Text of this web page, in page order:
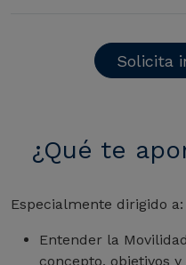
Solicita
¿Qué te
Especialmente dirigido a:
Entender la
concepto, objetivos